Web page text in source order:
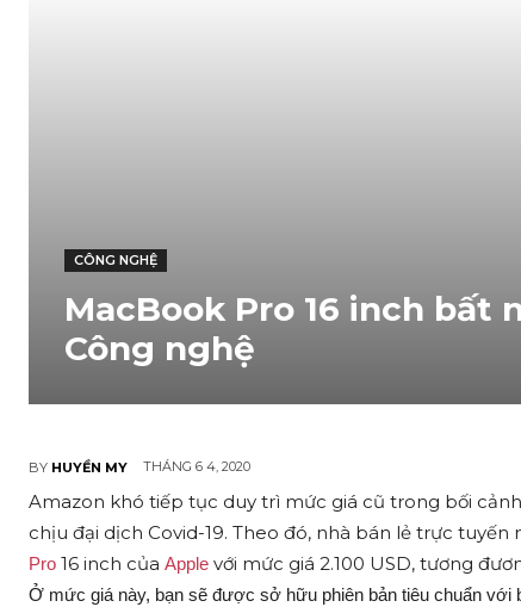
CÔNG NGHỆ
MacBook Pro 16 inch bất
Công nghệ
BY HUYỀN MY THÁNG 6 4, 2020
Amazon khó tiếp tục duy trì mức giá cũ trong bối
chịu đại dịch Covid-19. Theo đó, nhà bán lẻ trực
Pro 16 inch của Apple với mức giá 2.100 USD, tương
Ở mức giá này, bạn sẽ được sở hữu phiên bản tiêu chuẩn